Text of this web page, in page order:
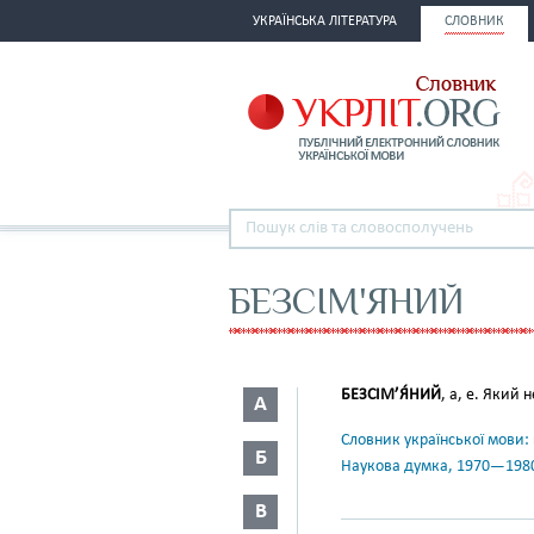
УКРАЇНСЬКА ЛІТЕРАТУРА СЛОВНИК
БЕЗСІМ'ЯНИЙ
А
Б
В
БЕЗСІМ’Я́НИЙ, а, е. Який
Словник української
Наукова думка,